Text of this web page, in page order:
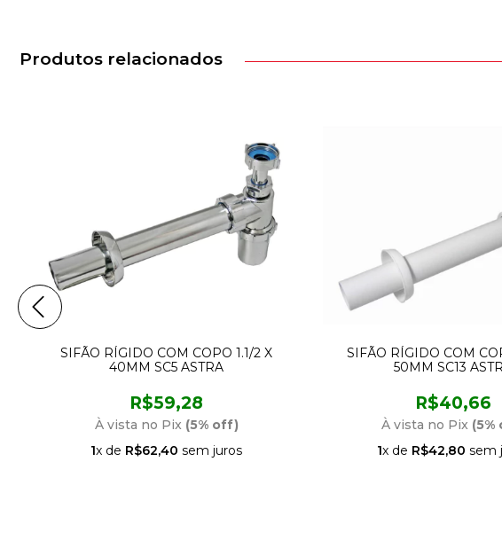
Produtos relacionados
SIFÃO RÍGIDO COM COPO 1.1/2 X
40MM SC5 ASTRA
R$59,28
À vista no Pix (5% off)
1x de R$62,40 sem juros
SIFÃO RÍGIDO COM
50MM SC13
R$40,66
À vista no Pix
1x de R$42,80 sem